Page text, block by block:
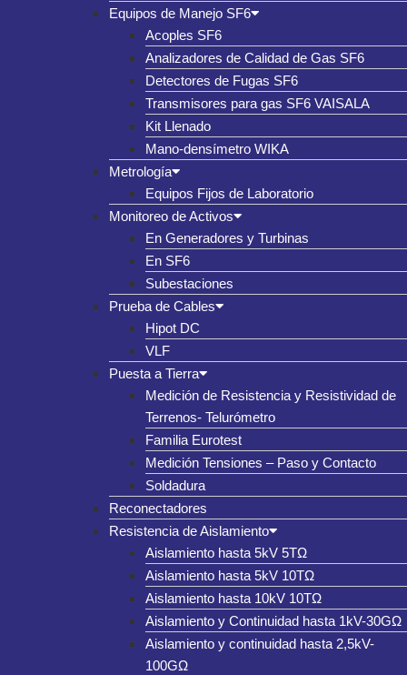
Equipos de Manejo SF6
Acoples SF6
Analizadores de Calidad de Gas SF6
Detectores de Fugas SF6
Transmisores para gas SF6 VAISALA
Kit Llenado
Mano-densímetro WIKA
Metrología
Equipos Fijos de Laboratorio
Monitoreo de Activos
En Generadores y Turbinas
En SF6
Subestaciones
Prueba de Cables
Hipot DC
VLF
Puesta a Tierra
Medición de Resistencia y Resistividad de
Terrenos- Telurómetro
Familia Eurotest
Medición Tensiones – Paso y Contacto
Soldadura
Reconectadores
Resistencia de Aislamiento
Aislamiento hasta 5kV 5TΩ
Aislamiento hasta 5kV 10TΩ
Aislamiento hasta 10kV 10TΩ
Aislamiento y Continuidad hasta 1kV-30GΩ
Aislamiento y continuidad hasta 2,5kV-
100GΩ